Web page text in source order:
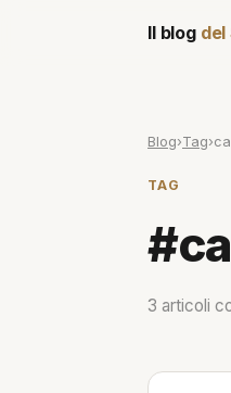
Il blog del
Blog›Tag›
TAG
3 articoli